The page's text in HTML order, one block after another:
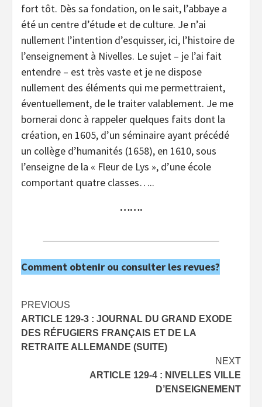
fort tôt. Dès sa fondation, on le sait, l’abbaye a
été un centre d’étude et de culture. Je n’ai
nullement l’intention d’esquisser, ici, l’histoire de
l’enseignement à Nivelles. Le sujet – je l’ai fait
entendre – est très vaste et je ne dispose
nullement des éléments qui me permettraient,
éventuellement, de le traiter valablement. Je me
bornerai donc à rappeler quelques faits dont la
création, en 1605, d’un séminaire ayant précédé
un collège d’humanités (1658), en 1610, sous
l’enseigne de la « Fleur de Lys », d’une école
comportant quatre classes…..
…….
Comment obtenir ou consulter les revues?
Post
navigation
PREVIOUS
ARTICLE 129-3 : JOURNAL DU GRAND EXODE
DES RÉFUGIERS FRANÇAIS ET DE LA
RETRAITE ALLEMANDE (SUITE)
NEXT
ARTICLE 129-4 : NIVELLES VILLE
D’ENSEIGNEMENT